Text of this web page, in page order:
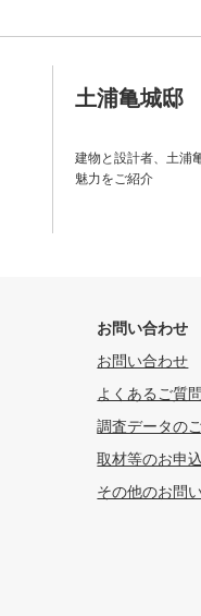
土浦亀城邸
建物と設計者、土浦
魅力をご紹介
お問い合わせ
お問い合わせ
よくあるご質問
調査データの
取材等のお申
その他のお問